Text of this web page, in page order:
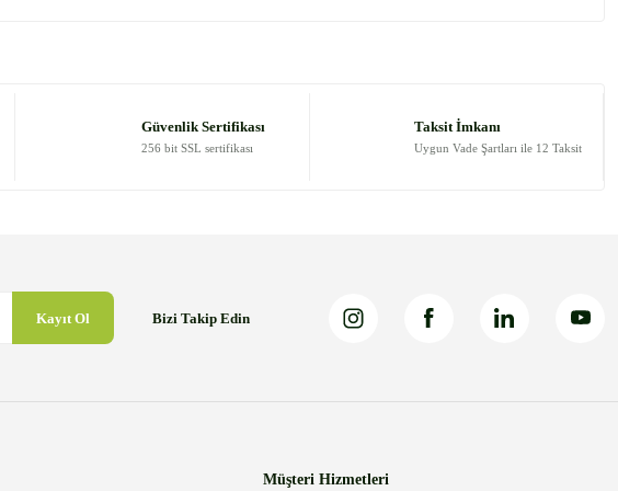
Güvenlik Sertifikası
256 bit SSL sertifikası
Taksit İmkanı
Uygun Vade Şartları ile 12 Taksit
Kayıt Ol Bizi Takip Edin
Müşteri Hizmetleri